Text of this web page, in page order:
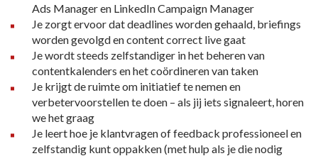
Ads Manager en LinkedIn Campaign Manager
Je zorgt ervoor dat deadlines worden gehaald, briefings
worden gevolgd en content correct live gaat
Je wordt steeds zelfstandiger in het beheren van
contentkalenders en het coördineren van taken
Je krijgt de ruimte om initiatief te nemen en
verbetervoorstellen te doen – als jij iets signaleert, horen
we het graag
Je leert hoe je klantvragen of feedback professioneel en
zelfstandig kunt oppakken (met hulp als je die nodig